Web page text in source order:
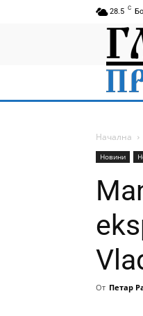
28.5 C
Начална
Новини
От Петар